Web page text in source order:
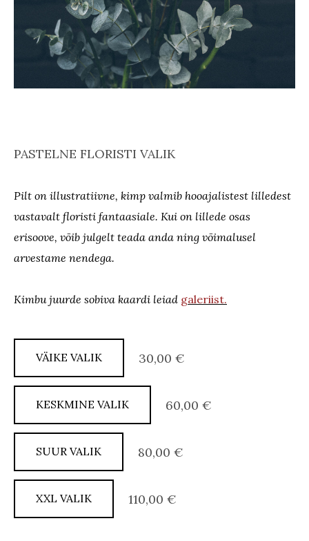
PASTELNE FLORISTI VALIK
Pilt on illustratiivne, kimp valmib hooajalistest lilledest
vastavalt floristi fantaasiale. Kui on lillede osas
erisoove, võib julgelt teada anda ning võimalusel
arvestame nendega.
Kimbu juurde sobiva kaardi leiad galeriist.
VÄIKE VALIK 30,00 €
KESKMINE VALIK 60,00 €
SUUR VALIK 80,00 €
XXL VALIK 110,00 €